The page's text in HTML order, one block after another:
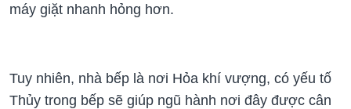
máy giặt nhanh hỏng hơn.
Tuy nhiên, nhà bếp là nơi Hỏa khí vượng, có yếu tố
Thủy trong bếp sẽ giúp ngũ hành nơi đây được cân